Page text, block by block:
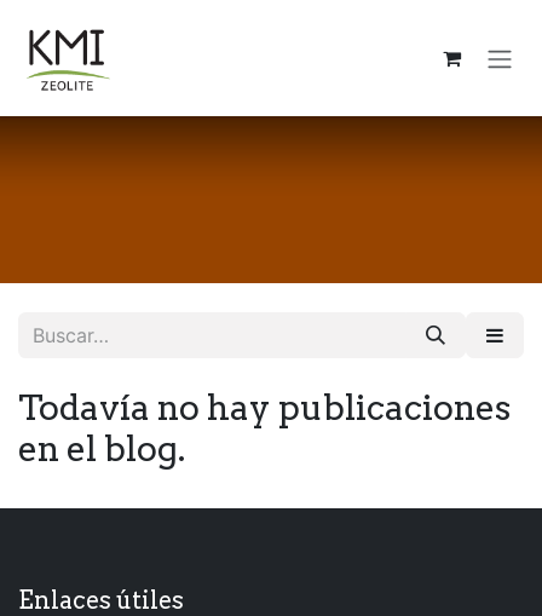
Todavía no hay publicaciones
en el blog.
Enlaces útiles